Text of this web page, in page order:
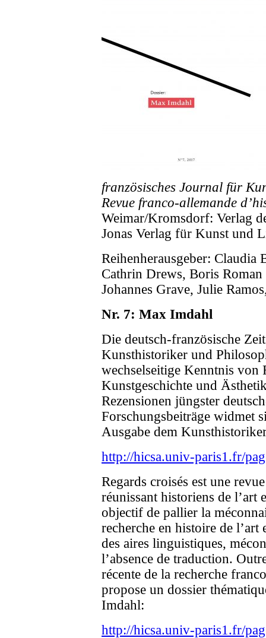
französisches Journal für
Revue franco-allemande
Weimar/Kromsdorf: Verlag
Jonas Verlag für Kunst und
Reihenherausgeber:
Cathrin Drews, Boris
Johannes Grave, Julie
Nr. 7: Max Imdahl
Die deutsch-französische
Kunsthistoriker und
wechselseitige Kenntnis von
Kunstgeschichte und
Rezensionen jüngster
Forschungsbeiträge widmet
Ausgabe dem
http://hicsa.univ-paris1.fr/
Regards croisés est une
réunissant historiens de l’art
objectif de pallier la
recherche en histoire de l’art
des aires linguistiques,
l’absence de traduction.
récente de la recherche
propose un dossier
Imdahl:
http://hicsa.univ-paris1.fr/